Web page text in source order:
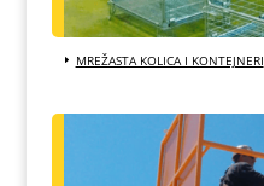
MREŽASTA KOLICA I KONTEJNERI